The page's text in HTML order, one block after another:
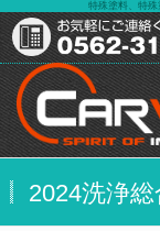
特殊塗料、特
2024洗浄